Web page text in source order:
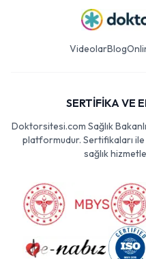
VideolarBlog
SERTİFİKA VE
Doktorsitesi.com Sağlık
platformudur. Sertifikaları ile
sağlık